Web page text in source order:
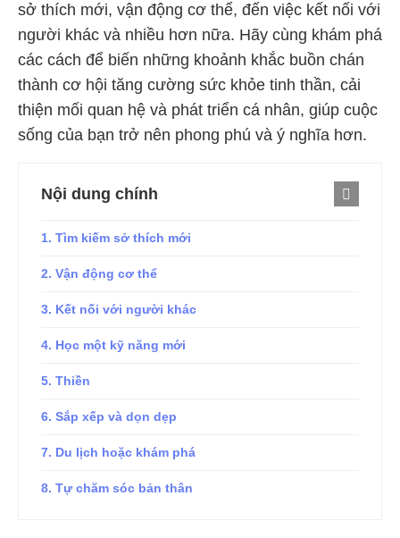
sở thích mới, vận động cơ thể, đến việc kết nối với
người khác và nhiều hơn nữa. Hãy cùng khám phá
các cách để biến những khoảnh khắc buồn chán
thành cơ hội tăng cường sức khỏe tinh thần, cải
thiện mối quan hệ và phát triển cá nhân, giúp cuộc
sống của bạn trở nên phong phú và ý nghĩa hơn.
Nội dung chính
1. Tìm kiếm sở thích mới
2. Vận động cơ thể
3. Kết nối với người khác
4. Học một kỹ năng mới
5. Thiền
6. Sắp xếp và dọn dẹp
7. Du lịch hoặc khám phá
8. Tự chăm sóc bản thân